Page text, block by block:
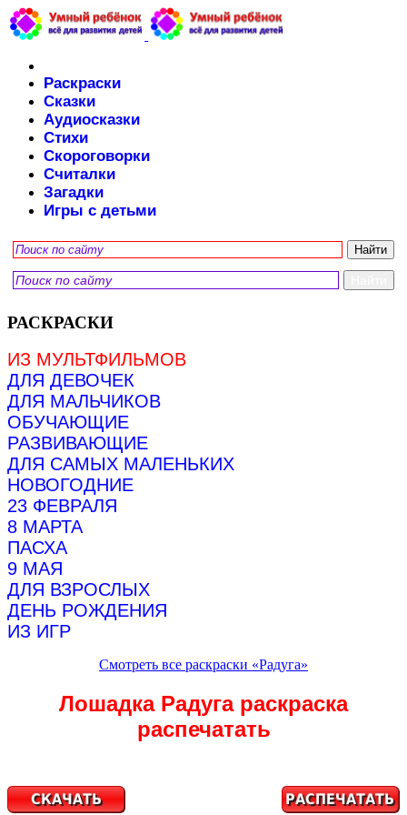
Раскраски
Сказки
Аудиосказки
Стихи
Скороговорки
Считалки
Загадки
Игры с детьми
РАСКРАСКИ
ИЗ МУЛЬТФИЛЬМОВ
ДЛЯ ДЕВОЧЕК
ДЛЯ МАЛЬЧИКОВ
ОБУЧАЮЩИЕ
РАЗВИВАЮЩИЕ
ДЛЯ САМЫХ МАЛЕНЬКИХ
НОВОГОДНИЕ
23 ФЕВРАЛЯ
8 МАРТА
ПАСХА
9 МАЯ
ДЛЯ ВЗРОСЛЫХ
ДЕНЬ РОЖДЕНИЯ
ИЗ ИГР
Смотреть все раскраски «Радуга»
Лошадка Радуга раскраска
распечатать